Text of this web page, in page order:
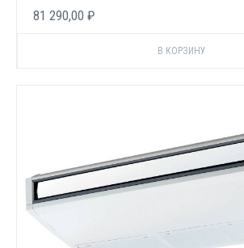
81 290,00 ₽